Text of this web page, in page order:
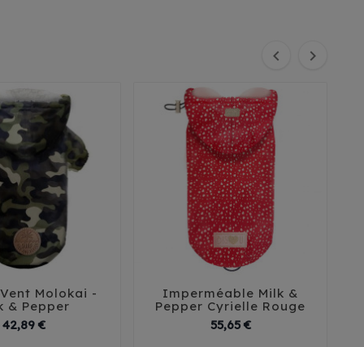
 
 
Molokai -
& Pepper
42,89 €Prix
  
Imperméable Milk &
Pepper Cyrielle Rouge
55,65 €Prix